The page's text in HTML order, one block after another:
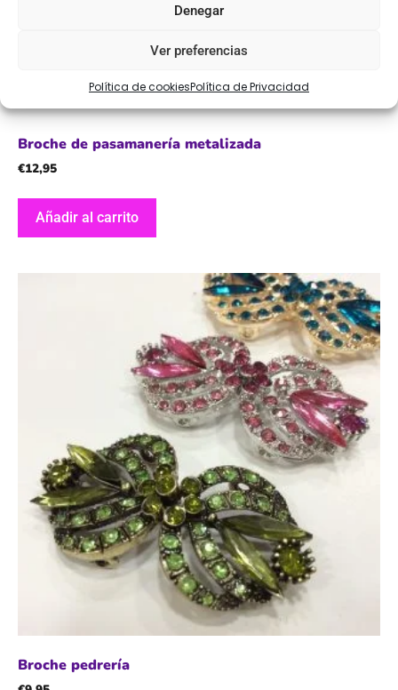
Denegar
Ver preferencias
Política de cookiesPolítica de Privacidad
Broche de pasamanería metalizada
€12,95
Añadir al carrito
Broche pedrería